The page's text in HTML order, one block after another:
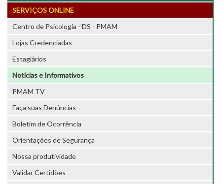
SERVIÇOS ONLINE
Centro de Psicologia - DS - PMAM
Lojas Credenciadas
Estagiários
Notícias e Informativos
PMAM TV
Faça suas Denúncias
Boletim de Ocorrência
Orientações de Segurança
Nossa produtividade
Validar Certidões